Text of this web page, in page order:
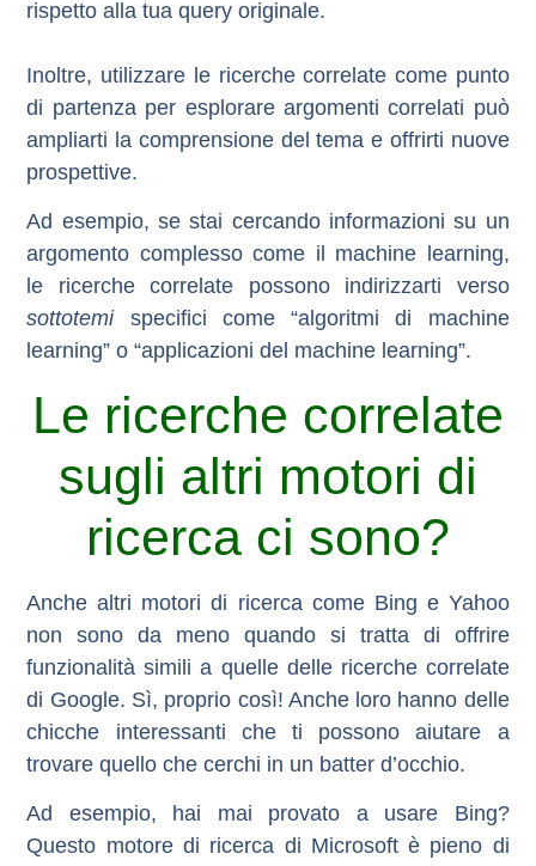
rispetto alla tua query originale.
Inoltre, utilizzare le ricerche correlate come punto
di partenza per esplorare argomenti correlati può
ampliarti la comprensione del tema e offrirti nuove
prospettive.
Ad esempio, se stai cercando informazioni su un
argomento complesso come il machine learning,
le ricerche correlate possono indirizzarti verso
sottotemi specifici come “algoritmi di machine
learning” o “applicazioni del machine learning”.
Le ricerche correlate
sugli altri motori di
ricerca ci sono?
Anche altri motori di ricerca come Bing e Yahoo
non sono da meno quando si tratta di offrire
funzionalità simili a quelle delle ricerche correlate
di Google. Sì, proprio così! Anche loro hanno delle
chicche interessanti che ti possono aiutare a
trovare quello che cerchi in un batter d’occhio.
Ad esempio, hai mai provato a usare Bing?
Questo motore di ricerca di Microsoft è pieno di